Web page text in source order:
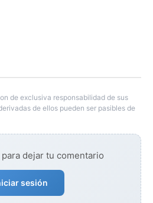
de exclusiva responsabilidad de sus
de ellos pueden ser pasibles de
dejar tu comentario
sesión